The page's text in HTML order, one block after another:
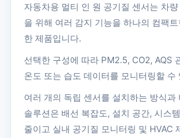
자동차용 멀티 인 원 공기질 센서는 차량
을 위해 여러 감지 기능을 하나의 컴팩
한 제품입니다.
선택한 구성에 따라 PM2.5, CO2, AQS
온도 또는 습도 데이터를 모니터링할 수
여러 개의 독립 센서를 설치하는 방식과
솔루션은 배선 복잡도, 설치 공간, 시스
줄이고 실내 공기질 모니터링 및 HVAC